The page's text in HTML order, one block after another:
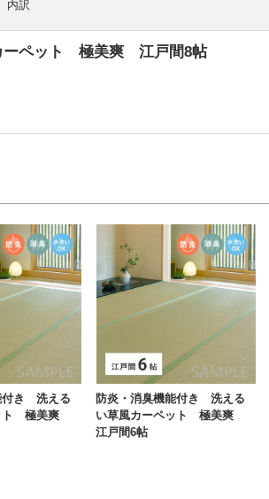
内訳
ーペット 極美爽 江戸間8帖
付き 洗える
ト 極美爽
防炎・消臭機能付き 洗える
い草風カーペット 極美爽
江戸間6帖